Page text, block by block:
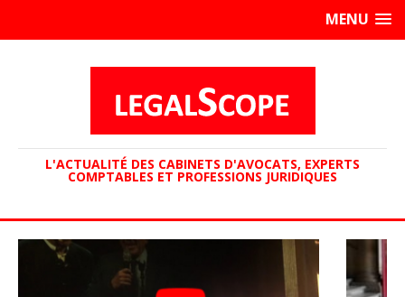
MENU
L'ACTUALITÉ DES CABINETS D'AVOCATS, EXPERTS
COMPTABLES ET PROFESSIONS JURIDIQUES